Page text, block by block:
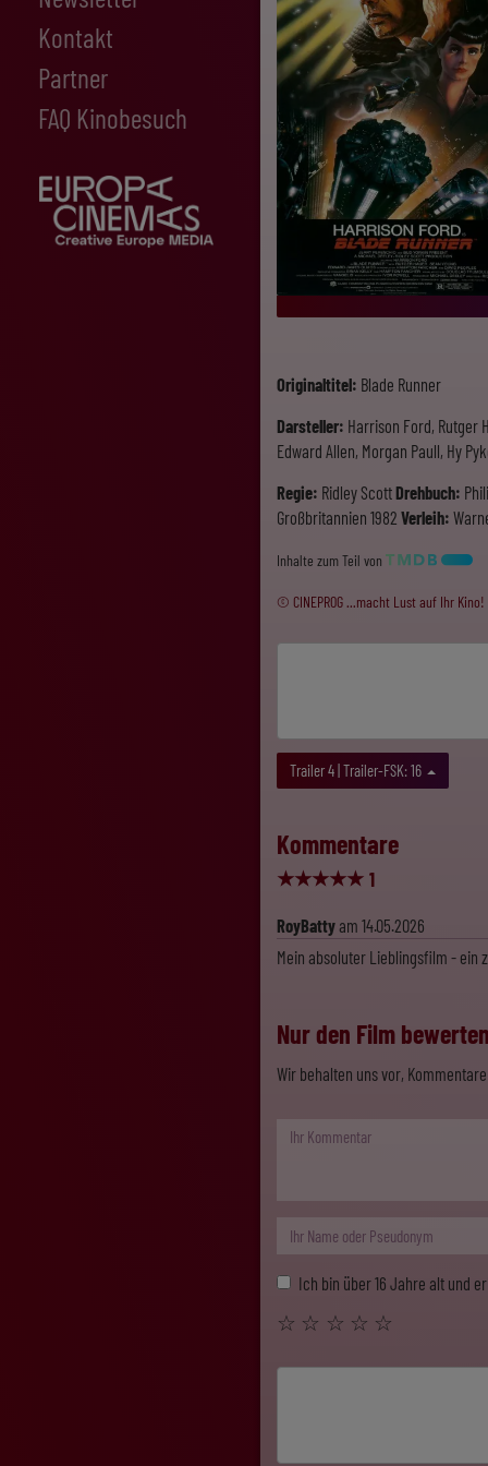
Kontakt
Partner
FAQ Kinobesuch
Originaltitel: Blade Runner
Darsteller: Harrison Ford, Rutger
Edward Allen, Morgan Paull, Hy
Regie: Ridley ScottDrehbuch:
Großbritannien 1982 Verleih:
Inhalte zum Teil von
© CINEPROG ...macht Lust auf Ihr Kino!
Trailer 4 | Trailer-FSK: 16
Kommentare
★★★★★ 1
RoyBattyam 14.05.2026
Mein absoluter Lieblingsfilm - ein
Nur den Film
Wir behalten uns vor,
Ich bin über 16 Jahre alt und
☆
☆
☆
☆
☆